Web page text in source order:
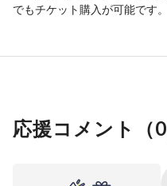
でもチケット購入が可能です。
応援コメント（0